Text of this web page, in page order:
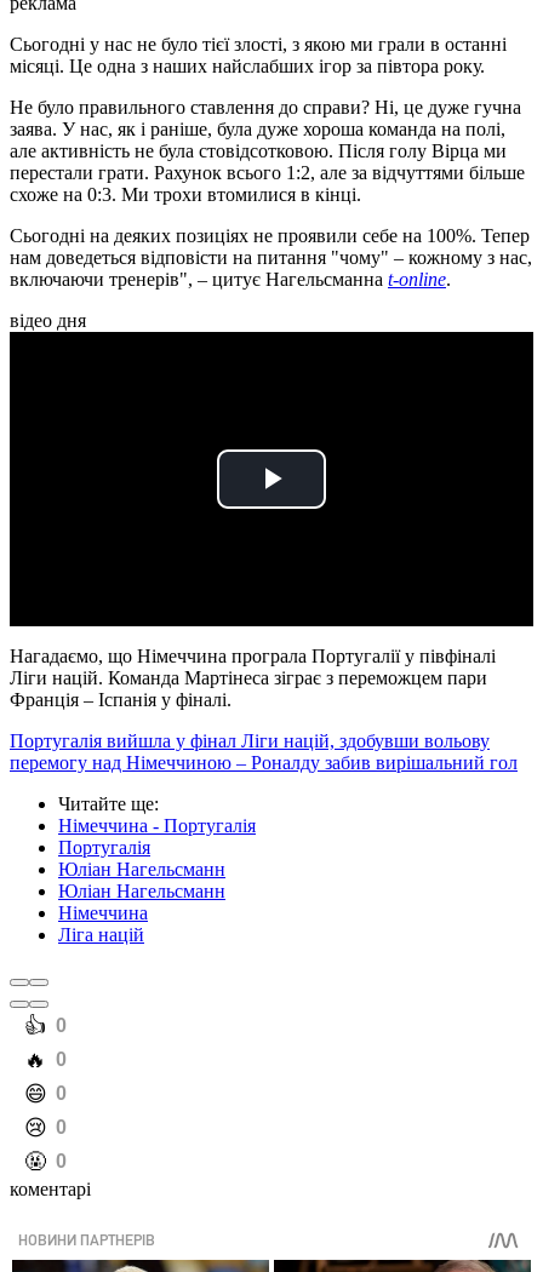
Сьогодні у нас не було тієї злості, з якою ми грали в останні
місяці. Це одна з наших найслабших ігор за півтора року.
Не було правильного ставлення до справи? Ні, це дуже гучна
заява. У нас, як і раніше, була дуже хороша команда на полі,
але активність не була стовідсотковою. Після голу Вірца ми
перестали грати. Рахунок всього 1:2, але за відчуттями більше
схоже на 0:3. Ми трохи втомилися в кінці.
Сьогодні на деяких позиціях не проявили себе на 100%. Тепер
нам доведеться відповісти на питання "чому" – кожному з нас,
включаючи тренерів", – цитує Нагельсманна t-online.
відео дня
Play
Нагадаємо, що Німеччина програла Португалії у півфіналі
Ліги націй. Команда Мартінеса зіграє з переможцем пари
Франція – Іспанія у фіналі.
Португалія вийшла у фінал Ліги націй, здобувши вольову
перемогу над Німеччиною – Роналду забив вирішальний гол
Читайте ще:
Німеччина - Португалія
Португалія
Юліан Нагельсманн
Юліан Нагельсманн
Німеччина
Ліга націй
️👍 0
️🔥 0
️😄 0
️😢 0
️🤬 0
коментарі